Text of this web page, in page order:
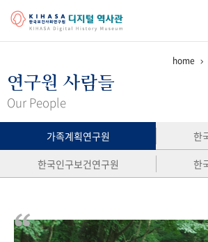
걸어온 길 기관 변천사
연구 역사
정책과 연구 키워드로 보는 연구 역사
간행물 변천사
기록물 아카이브
home
연구원 사람들
Our People
가족계획연구원
한
한국인구보건연구원
한